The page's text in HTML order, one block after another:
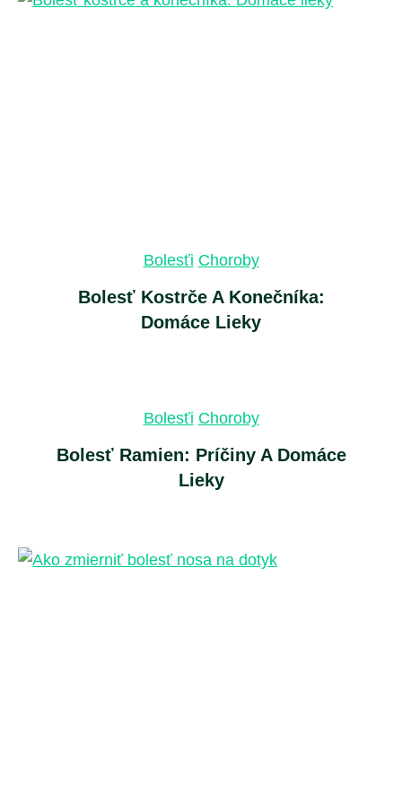
Bolesťi Choroby
Bolesť Kostrče A Konečníka:
Domáce Lieky
Bolesťi Choroby
Bolesť Ramien: Príčiny A Domáce
Lieky